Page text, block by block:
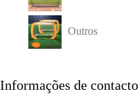
Outros
Informações de contacto